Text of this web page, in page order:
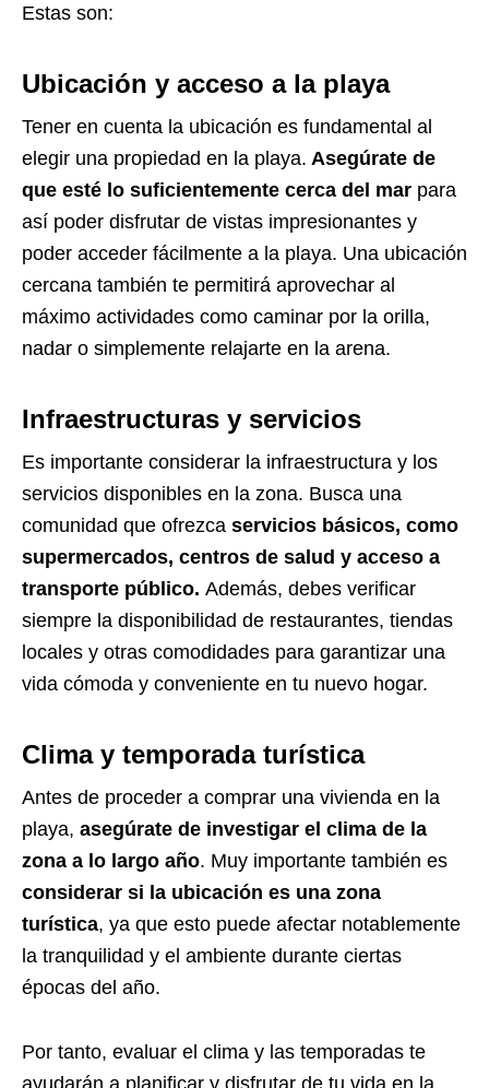
Estas son:
Ubicación y acceso a la playa
Tener en cuenta la ubicación es fundamental al
elegir una propiedad en la playa. Asegúrate de
que esté lo suficientemente cerca del mar para
así poder disfrutar de vistas impresionantes y
poder acceder fácilmente a la playa. Una ubicación
cercana también te permitirá aprovechar al
máximo actividades como caminar por la orilla,
nadar o simplemente relajarte en la arena.
Infraestructuras y servicios
Es importante considerar la infraestructura y los
servicios disponibles en la zona. Busca una
comunidad que ofrezca servicios básicos, como
supermercados, centros de salud y acceso a
transporte público. Además, debes verificar
siempre la disponibilidad de restaurantes, tiendas
locales y otras comodidades para garantizar una
vida cómoda y conveniente en tu nuevo hogar.
Clima y temporada turística
Antes de proceder a comprar una vivienda en la
playa, asegúrate de investigar el clima de la
zona a lo largo año. Muy importante también es
considerar si la ubicación es una zona
turística, ya que esto puede afectar notablemente
la tranquilidad y el ambiente durante ciertas
épocas del año.
Por tanto, evaluar el clima y las temporadas te